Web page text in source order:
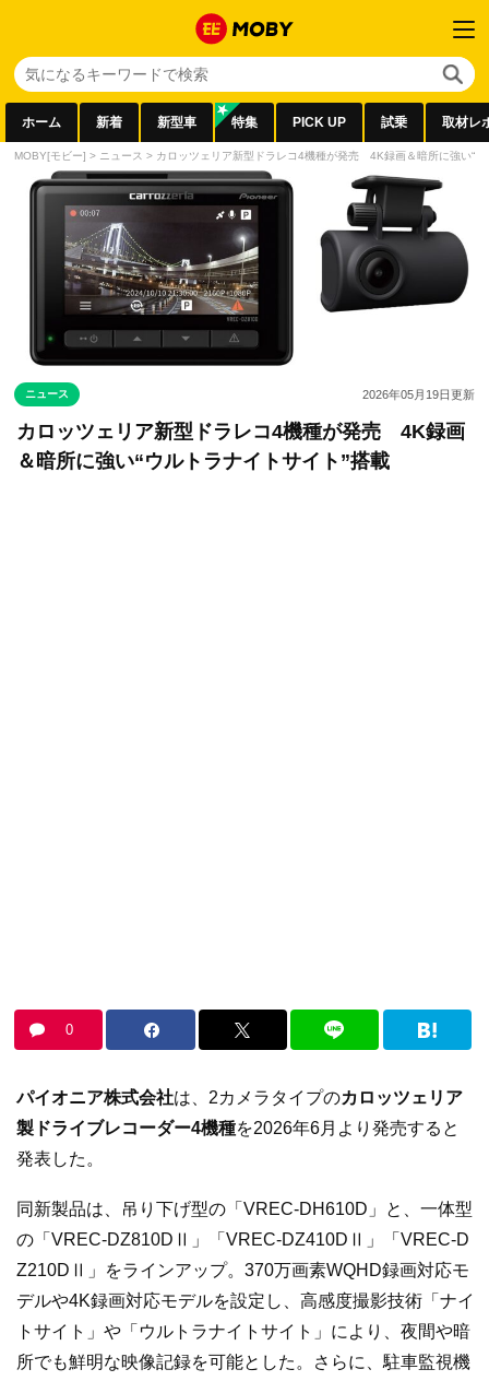
ホーム 新着 新型車 特集 PICK UP 試乗 取材レ
MOBY[モビー] > ニュース > カロッツェリア新型ドラレコ4機種が発売 4K録画＆暗所に強い“ウ
ニュース 2026年05月19日更新
カロッツェリア新型ドラレコ4機種が発売 4K録画
＆暗所に強い“ウルトラナイトサイト”搭載
0
パイオニア株式会社は、2カメラタイプのカロッツェリア
製ドライブレコーダー4機種を2026年6月より発売すると
発表した。
同新製品は、吊り下げ型の「VREC-DH610D」と、一体型
の「VREC-DZ810DⅡ」「VREC-DZ410DⅡ」「VREC-D
Z210DⅡ」をラインアップ。370万画素WQHD録画対応モ
デルや4K録画対応モデルを設定し、高感度撮影技術「ナイ
トサイト」や「ウルトラナイトサイト」により、夜間や暗
所でも鮮明な映像記録を可能とした。さらに、駐車監視機